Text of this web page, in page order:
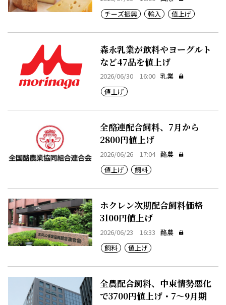
チーズ振興
輸入 値上げ
森永乳業が飲料やヨーグルト
など47品を値上げ
2026/06/30 16:00 乳業
値上げ
全酪連配合飼料、7月から
2800円値上げ
2026/06/26 17:04 酪農
値上げ
飼料
ホクレン次期配合飼料価格
3100円値上げ
2026/06/23 16:33 酪農
飼料
値上げ
全農配合飼料、中東情勢悪化
で3700円値上げ・7～9月期